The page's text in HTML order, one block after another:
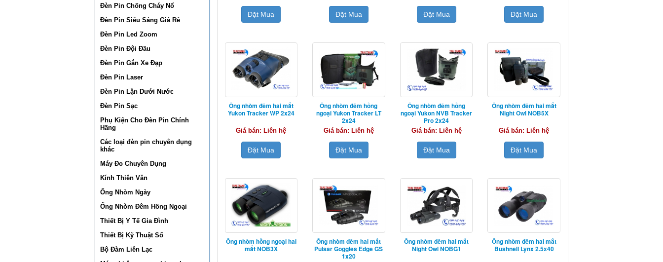
Đèn Pin Chống Cháy Nổ
Đèn Pin Siêu Sáng Giá Rẻ
Đèn Pin Led Zoom
Đèn Pin Đội Đầu
Đèn Pin Gắn Xe Đạp
Đèn Pin Laser
Đèn Pin Lặn Dưới Nước
Đèn Pin Sạc
Phụ Kiện Cho Đèn Pin Chính
Hãng
Các loại đèn pin chuyên dụng
khác
Máy Đo Chuyên Dụng
Kính Thiên Văn
Ống Nhòm Ngày
Ống Nhòm Đêm Hồng Ngoại
Thiết Bị Y Tế Gia Đình
Thiết Bị Kỹ Thuật Số
Bộ Đàm Liên Lạc
Đặt Mua Đặt Mua Đặt Mua Đặt Mua
Ống nhòm đêm hai mắt
Yukon Tracker WP 2x24
Giá bán: Liên hệ
Đặt Mua
Ống nhòm đêm hồng
ngoại Yukon Tracker LT
2x24
Giá bán: Liên hệ
Đặt Mua
Ống nhòm đêm hồng
ngoại Yukon NVB Tracker
Pro 2x24
Giá bán: Liên hệ
Đặt Mua
Ống nhòm đêm hai mắt
Night Owl NOB5X
Giá bán: Liên hệ
Đặt Mua
Ống nhòm hồng ngoại hai
mắt NOB3X
Ống nhòm đêm hai mắt
Pulsar Goggles Edge GS
1x20
Ống nhòm đêm hai mắt
Night Owl NOBG1
Ống nhòm đêm hai mắt
Bushnell Lynx 2.5x40